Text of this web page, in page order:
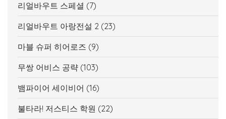
리얼바우트 스페셜 (7)
리얼바우트 아랑전설 2 (23)
마블 슈퍼 히어로즈 (9)
무쌍 어비스 공략 (103)
뱀파이어 세이비어 (16)
불타라! 저스티스 학원 (22)